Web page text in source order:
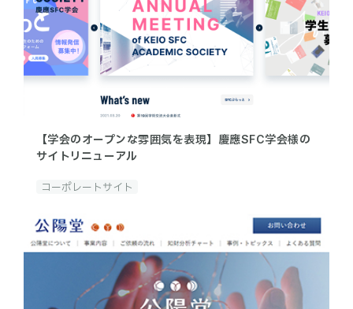
【学会のオープンな雰囲気を表現】慶應SFC学会様の
サイトリニューアル
コーポレートサイト